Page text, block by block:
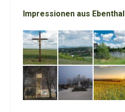
Impressionen aus Ebenthal